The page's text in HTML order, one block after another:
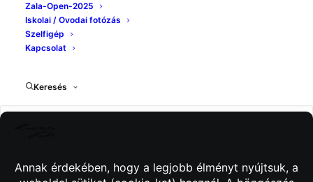
Zala-Open-2025
Iskolai / Ovodai fotózás
Szelfigép
Kapcsolat
Keresés